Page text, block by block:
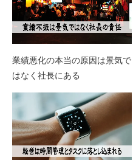
業績悪化の本当の原因は景気で
はなく社長にある